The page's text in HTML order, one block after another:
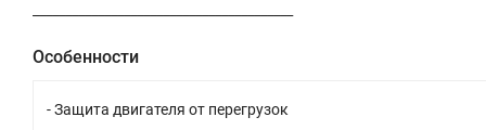
Особенности
- Защита двигателя от перегрузок